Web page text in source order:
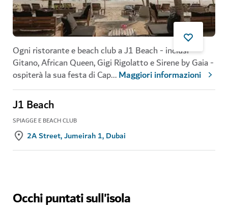
Ogni ristorante e beach club a J1 Beach - inclusi
Gitano, African Queen, Gigi Rigolatto e Sirene by Gaia -
ospiterà la sua festa di Cap...Maggiori informazioni
J1 Beach
SPIAGGE E BEACH CLUB
2A Street, Jumeirah 1, Dubai
Occhi puntati sull'isola